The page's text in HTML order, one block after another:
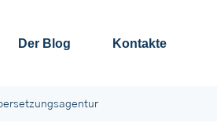
Der Blog Kontakte